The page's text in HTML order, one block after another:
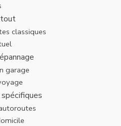
tout
classiques
garage